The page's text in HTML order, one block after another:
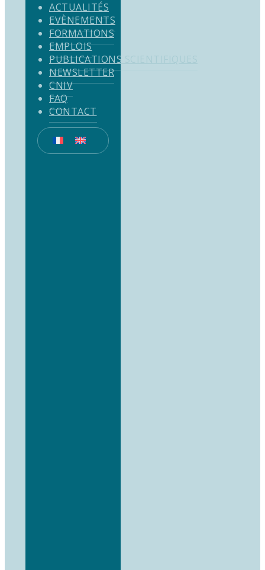
ACTUALITÉS
EVÈNEMENTS
FORMATIONS
EMPLOIS
PUBLICATIONS SCIENTIFIQUES
NEWSLETTER
CNIV
FAQ
CONTACT